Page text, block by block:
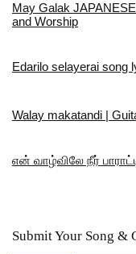
May Galak
and Worship
Edarilo selayerai
Walay makatandi |
என் வாழ்விலே நீர்
Submit Your Song &